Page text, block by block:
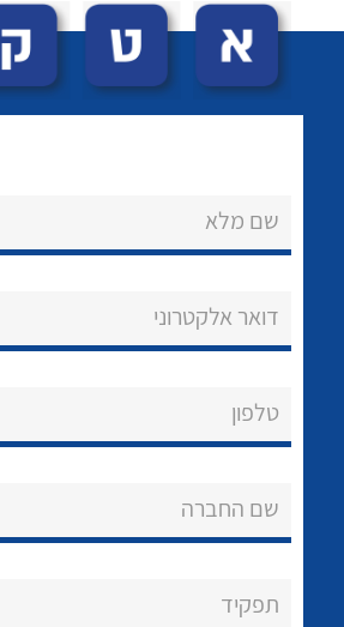
הצוות שלנו
שירותי תמיכה
לכל מוצרי היצרן
שם מלא
דואר אלקטרוני
טלפון
שם החברה
תפקיד